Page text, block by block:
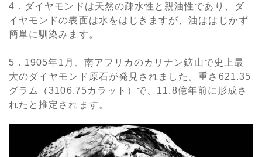
4．ダイヤモンドは天然の疎水性と親油性であり、ダ
イヤモンドの表面は水をはじきますが、油ははじかず
簡単に馴染みます。
5．1905年1月、南アフリカのカリナン鉱山で史上最
大のダイヤモンド原石が発見されました。重さ621.35
グラム（3106.75カラット）で、11.8億年前に形成さ
れたと推定されます。